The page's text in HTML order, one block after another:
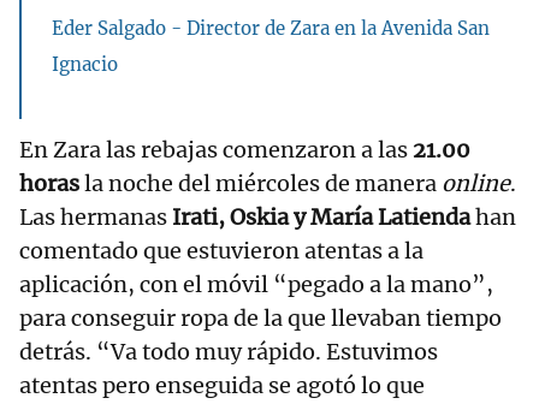
Eder Salgado - Director de Zara en la Avenida San
Ignacio
En Zara las rebajas comenzaron a las 21.00
horasla noche del miércoles de manera online.
Las hermanas Irati, Oskia y María Latiendahan
comentado que estuvieron atentas a la
aplicación, con el móvil “pegado a la mano”,
para conseguir ropa de la que llevaban tiempo
detrás. “Va todo muy rápido. Estuvimos
atentas pero enseguida se agotó lo que